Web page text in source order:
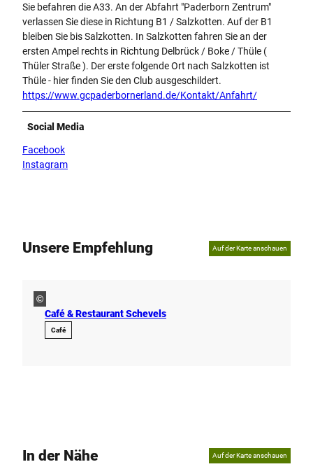
Sie befahren die A33. An der Abfahrt "Paderborn Zentrum"
verlassen Sie diese in Richtung B1 / Salzkotten. Auf der B1
bleiben Sie bis Salzkotten. In Salzkotten fahren Sie an der
ersten Ampel rechts in Richtung Delbrück / Boke / Thüle (
Thüler Straße ). Der erste folgende Ort nach Salzkotten ist
Thüle - hier finden Sie den Club ausgeschildert.
https://www.gcpaderbornerland.de/Kontakt/Anfahrt/
Social Media
Facebook
Instagram
Unsere Empfehlung Auf der Karte anschauen
©
Café & Restaurant Schevels
Café
In der Nähe Auf der Karte anschauen